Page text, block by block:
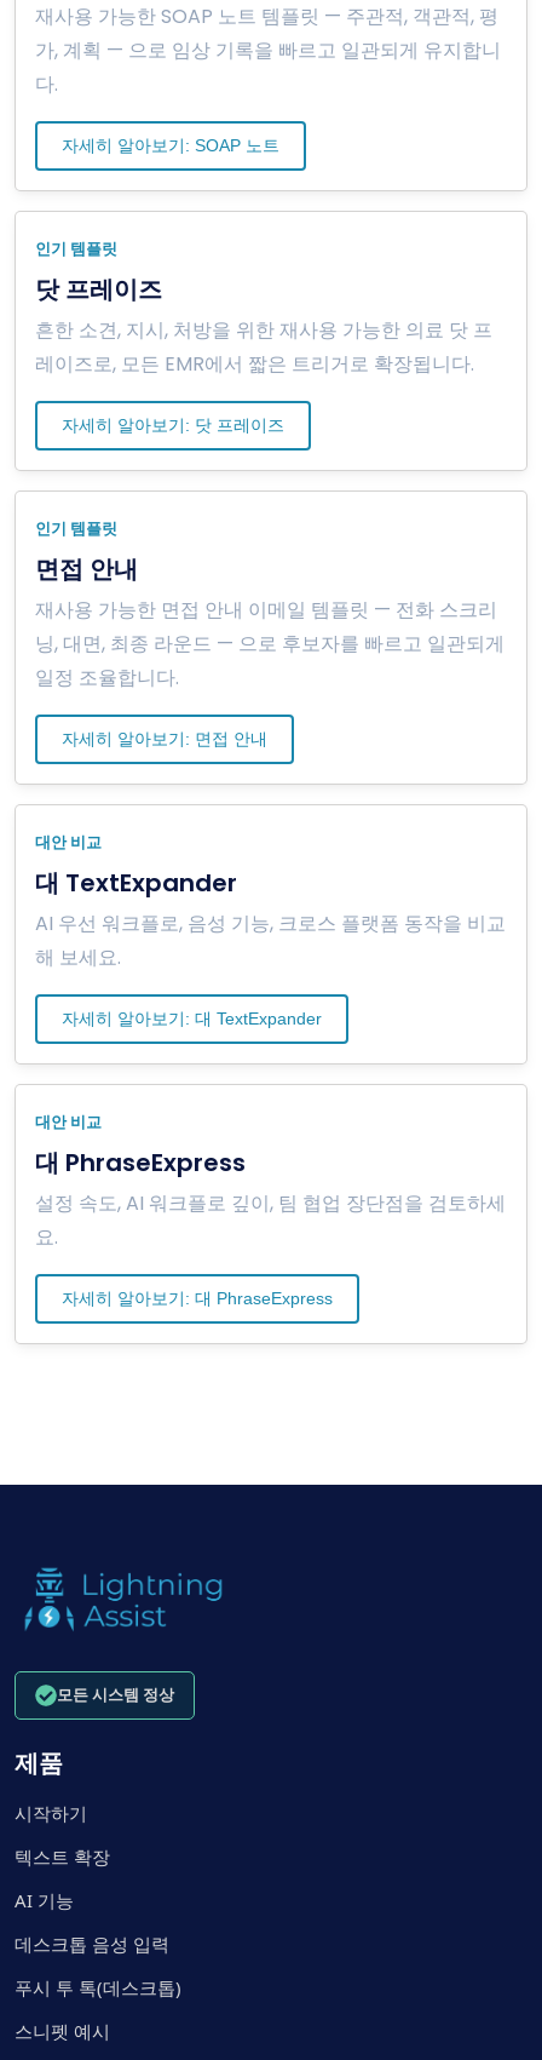
재사용 가능한 SOAP 노트 템플릿 — 주관적, 객관적, 평
가, 계획 — 으로 임상 기록을 빠르고 일관되게 유지합니
다.
자세히 알아보기: SOAP 노트
인기 템플릿
닷 프레이즈
흔한 소견, 지시, 처방을 위한 재사용 가능한 의료 닷 프
레이즈로, 모든 EMR에서 짧은 트리거로 확장됩니다.
자세히 알아보기: 닷 프레이즈
인기 템플릿
면접 안내
재사용 가능한 면접 안내 이메일 템플릿 — 전화 스크리
닝, 대면, 최종 라운드 — 으로 후보자를 빠르고 일관되게
일정 조율합니다.
자세히 알아보기: 면접 안내
대안 비교
대 TextExpander
AI 우선 워크플로, 음성 기능, 크로스 플랫폼 동작을 비교
해 보세요.
자세히 알아보기: 대 TextExpander
대안 비교
대 PhraseExpress
설정 속도, AI 워크플로 깊이, 팀 협업 장단점을 검토하세
요.
자세히 알아보기: 대 PhraseExpress
모든 시스템 정상
제품
시작하기
텍스트 확장
AI 기능
데스크톱 음성 입력
푸시 투 톡(데스크톱)
스니펫 예시